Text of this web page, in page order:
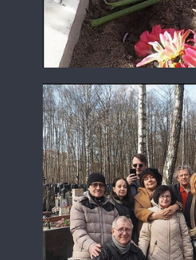
Валентин Самарин